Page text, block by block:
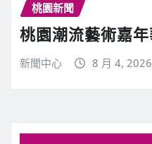
桃園新聞
桃園潮流藝術嘉
新聞中心 8 月 4, 2026